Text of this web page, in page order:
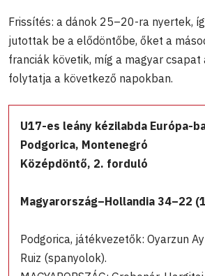
Frissítés: a dánok 25–20-ra nyertek,
jutottak be a elődöntőbe, őket a
franciák követik, míg a magyar csapat
folytatja a következő napokban.
U17-es leány kézilabda Európa-
Podgorica, Montenegró
Középdöntő, 2. forduló
Magyarország–Hollandia 34–22
Podgorica, játékvezetők: Oyarzun
Ruiz (spanyolok).